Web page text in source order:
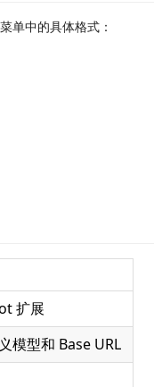
单中的具体格式：
扩展
模型和 Base URL